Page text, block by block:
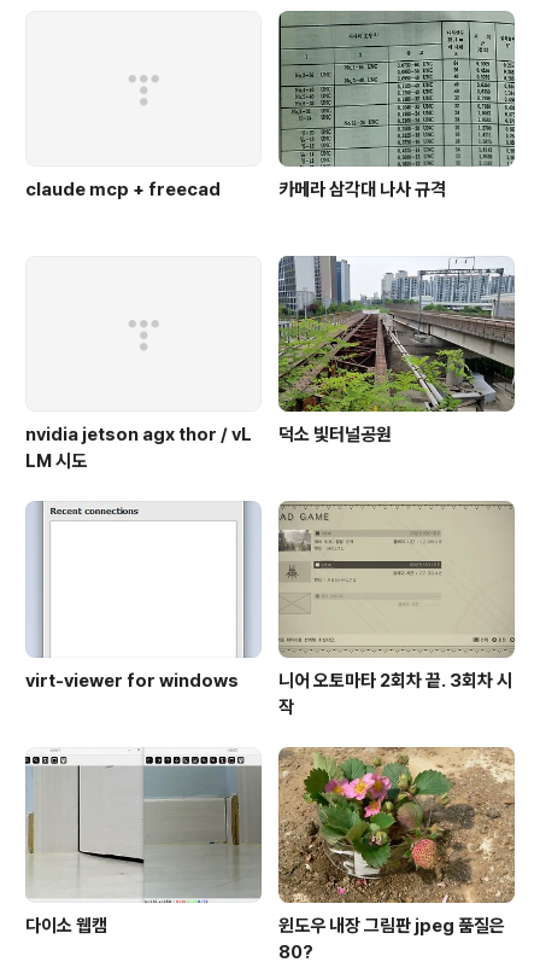
claude mcp + freecad 카메라 삼각대 나사 규격
nvidia jetson agx thor / vL
LM 시도
덕소 빛터널공원
virt-viewer for windows
니어 오토마타 2회차 끝. 3회차 시
작
다이소 웹캠
윈도우 내장 그림판 jpeg 품질은
80?